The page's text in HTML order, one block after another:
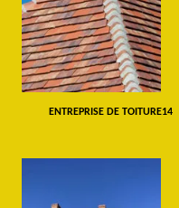
ENTREPRISE DE TOITURE14